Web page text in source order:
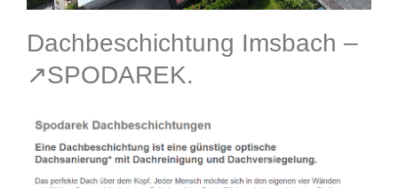
Dachbeschichtung Imsbach –
↗️SPODAREK.